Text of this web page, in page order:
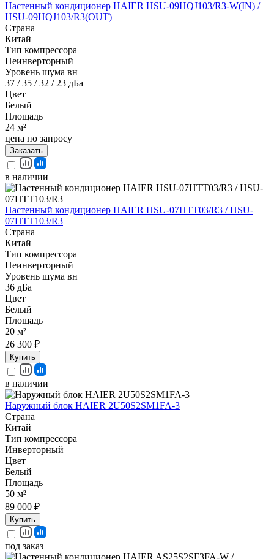
Настенный кондиционер HAIER HSU-09HQJ103/R3-W(IN) /
HSU-09HQJ103/R3(OUT)
Страна
Китай
Тип компрессора
Неинверторный
Уровень шума вн
37 / 35 / 32 / 23 дБа
Цвет
Белый
Площадь
24 м²
цена по запросу
Заказать
в наличии
Настенный кондиционер HAIER HSU-07HTT03/R3 / HSU-
07HTT103/R3
Страна
Китай
Тип компрессора
Неинверторный
Уровень шума вн
36 дБа
Цвет
Белый
Площадь
20 м²
26 300 ₽
Купить
в наличии
Наружный блок HAIER 2U50S2SM1FA-3
Страна
Китай
Тип компрессора
Инверторный
Цвет
Белый
Площадь
50 м²
89 000 ₽
Купить
под заказ